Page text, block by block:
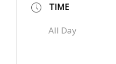
TIME
All Day